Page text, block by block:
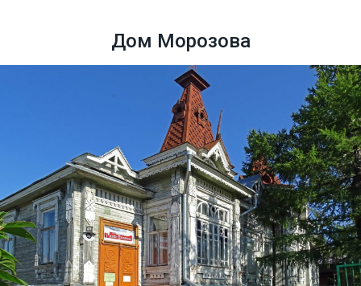
Дом Морозова